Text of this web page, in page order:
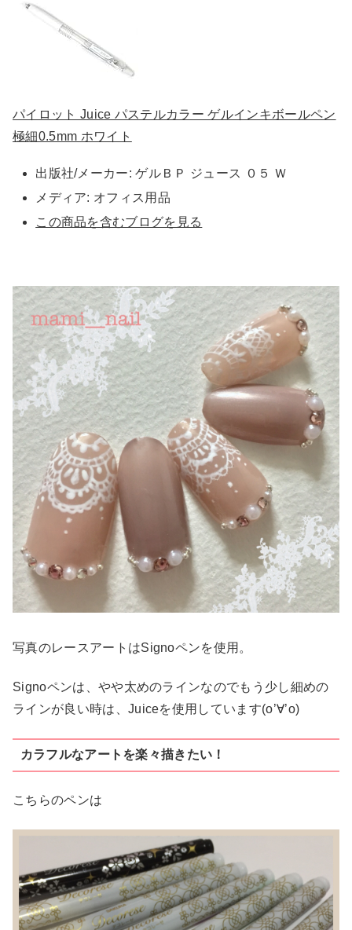
パイロット Juice パステルカラー ゲルインキボールペン
極細0.5mm ホワイト
出版社/メーカー: ゲルＢＰ ジュース ０５ Ｗ
メディア: オフィス用品
この商品を含むブログを見る
写真のレースアートはSignoペンを使用。
Signoペンは、やや太めのラインなのでもう少し細めの
ラインが良い時は、Juiceを使用しています(o’∀’o)
カラフルなアートを楽々描きたい！
こちらのペンは